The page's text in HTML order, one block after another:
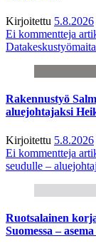
Kirjoitettu 5.8.2026
Ei kommentteja
Rakennustyö
aluejohtajaksi
Kirjoitettu 5.8.2026
Ei kommentteja
seudulle –
Ruotsalainen
Suomessa –